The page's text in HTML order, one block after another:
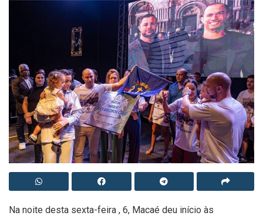
Na noite desta sexta-feira , 6, Macaé deu início às